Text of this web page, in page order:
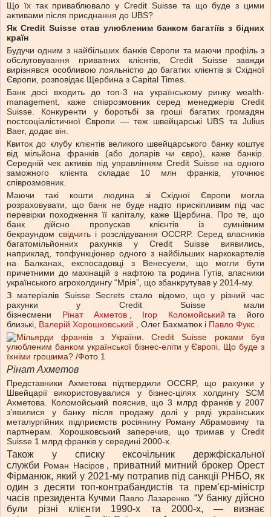
Що їх так приваблювало у Credit Suisse та що буде з цими
активами після приєднання до UBS?
Як Credit Suisse став улюбленим банком багатіїв з бідних
країн
Будучи одним з найбільших банків Європи та маючи профіль з
обслуговування приватних клієнтів, Credit Suisse завжди
вирізнявся особливою лояльністю до багатих клієнтів зі Східної
Європи, розповідає Щербина з Capital Times.
Банк досі входить до топ-3 на українському ринку wealth-
management, каже співрозмовник серед менеджерів Credit
Suisse. Конкуренти у боротьбі за гроші багатих громадян
постсоціалістичної Європи — теж швейцарські UBS та Julius
Baer, додає він.
Квиток до клубу клієнтів великого швейцарського банку коштує
від мільйона франків (або доларів чи євро), каже банкір.
Середній чек активів під управлінням Credit Suisse на одного
заможного клієнта складає 10 млн франків, уточнює
співрозмовник.
Маючи такі кошти людина зі Східної Європи могла
розраховувати, що банк не буде надто прискіпливим під час
перевірки походження її капіталу, каже Щербина. Про те, що
банк дійсно пропускав клієнтів із сумнівним
бекраундом свідчитьі розслідування OСCRP. Серед власників
багатомільйонних рахунків у Credit Suisse виявились,
наприклад, топфункціонер одного з найбільших наркокартелів
на Балканах, експосадовці з Венесуели, що могли бути
причетними до махінацій з нафтою та родина Гутів, власники
українського агрохолдингу “Мрія”, що збанкрутував у 2014-му.
З матеріалів Suisse Secrets стало відомо, що у різний час
рахунки у Credit Suisse мали
бізнесмени Рінат Ахметов , Ігор Коломойський та його
близькі, Валерій Хорошковський , Олег Бахматюк і Павло Фукс .
Рінат Ахметов
Представники Ахметова підтвердили OСCRP, що рахунки у
Швейцарії використовувалися у бізнес-цілях холдингу SCM
Ахметова. Коломойський пояснив, що 3 млрд франків у 2007
зʼявилися у банку після продажу долі у ряді українських
металургійних підприємств росіянину Роману Абрамовичу
та
партнерам. Хорошковський заперечив, що тримав у Credit
Suisse 1 млрд франків у середині 2000-х.
Також у списку ексочільник держфіскальної
служби Роман Насіров , приватний митний брокер Орест
Фірманюк, який у 2021-му потрапив під санкції РНБО, як
один з десяти топ-контрабандистів та премʼєр-міністр
часів президента Кучми Павло Лазаренко. “У банку дійсно
були різні клієнти 1990-х та 2000-х, — визнає